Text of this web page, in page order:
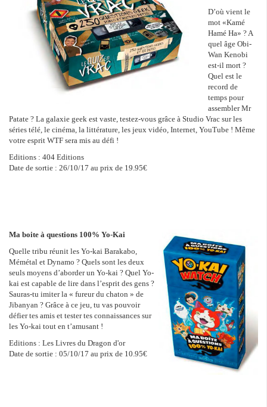
D’où vient le
mot «Kamé
Hamé Ha» ? A
quel âge Obi-
Wan Kenobi
est-il mort ?
Quel est le
record de
temps pour
assembler Mr
Patate ? La galaxie geek est vaste, testez-vous grâce à Studio Vrac sur les
séries télé, le cinéma, la littérature, les jeux vidéo, Internet, YouTube ! Même
votre esprit WTF sera mis au défi !
Editions : 404 Editions
Date de sortie : 26/10/17 au prix de 19.95€
Ma boite à questions 100% Yo-Kai
Quelle tribu réunit les Yo-kai Barakabo,
Mémétal et Dynamo ? Quels sont les deux
seuls moyens d’aborder un Yo-kai ? Quel Yo-
kai est capable de lire dans l’esprit des gens ?
Sauras-tu imiter la « fureur du chaton » de
Jibanyan ? Grâce à ce jeu, tu vas pouvoir
défier tes amis et tester tes connaissances sur
les Yo-kai tout en t’amusant !
Editions : Les Livres du Dragon d'or
Date de sortie : 05/10/17 au prix de 10.95€